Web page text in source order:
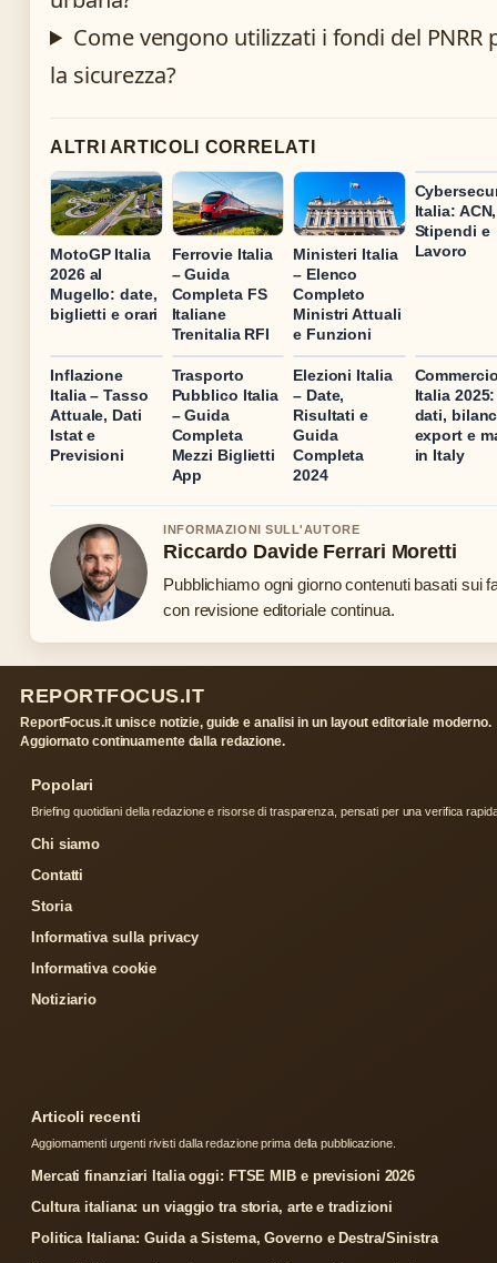
Come vengono utilizzati i fondi del PNRR
la sicurezza?
ALTRI ARTICOLI CORRELATI
MotoGP Italia
2026 al
Mugello: date,
biglietti e orari
Ferrovie Italia
– Guida
Completa FS
Italiane
Trenitalia RFI
Ministeri Italia
– Elenco
Completo
Ministri Attuali
e Funzioni
Italia: ACN,
Stipendi e
Lavoro
Inflazione
Italia – Tasso
Attuale, Dati
Istat e
Previsioni
Trasporto
Pubblico Italia
– Guida
Completa
Mezzi Biglietti
App
Elezioni Italia
– Date,
Risultati e
Guida
Completa
2024
Italia 2025:
dati,
export e
in Italy
INFORMAZIONI SULL'AUTORE
Riccardo Davide Ferrari Moretti
Pubblichiamo ogni giorno contenuti basati sui
con revisione editoriale continua.
REPORTFOCUS.IT
ReportFocus.it unisce notizie, guide e analisi in un layout editoriale moderno.
Aggiornato continuamente dalla redazione.
Popolari
Briefing quotidiani della redazione e risorse di trasparenza, pensati per una verifica
Chi siamo
Contatti
Storia
Informativa sulla privacy
Informativa cookie
Notiziario
Articoli recenti
Aggiornamenti urgenti rivisti dalla redazione prima della pubblicazione.
Mercati finanziari Italia oggi: FTSE MIB e previsioni 2026
Cultura italiana: un viaggio tra storia, arte e tradizioni
Politica Italiana: Guida a Sistema, Governo e Destra/Sinistra